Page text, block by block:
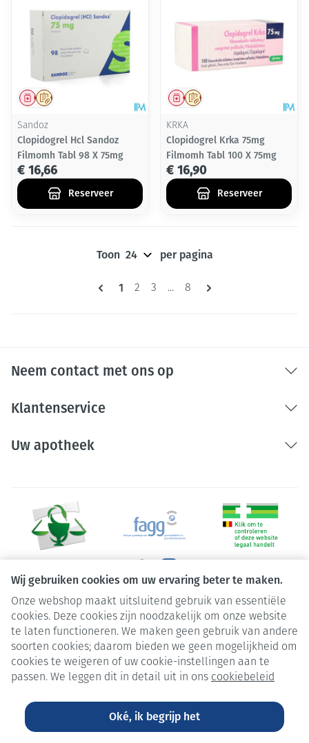
Wij gebruiken cookies om uw ervaring beter te maken.
Onze webshop maakt uitsluitend gebruik van essentiële
cookies. Deze cookies zijn noodzakelijk om onze website
te laten functioneren. We maken geen gebruik van andere
soorten cookies; daarom bieden we geen mogelijkheid om
cookies te weigeren of uw cookie-instellingen aan te
passen. We leggen dit in detail uit in ons cookiebeleid
Oké, ik begrijp het
Op voorschrift
Geneesmiddel
Sandoz
Clopidogrel Hcl Sandoz
Filmomh Tabl 98 X 75mg
€ 16,66
Reserveer
Op voorschrift
Geneesmiddel
KRKA
Clopidogrel Krka 75mg
Filmomh Tabl 100 X 75mg
€ 16,90
Reserveer
Pagina's
U lees momenteel pagina
1 Pagina
2 Pagina
3 ... Pagina
8
Toon per pagina
Neem contact met ons op
Klantenservice
Uw apotheek
Juridische links